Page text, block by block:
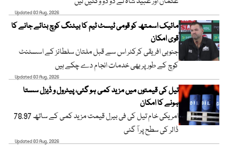
Updated 03 Aug, 2026
مائیک اسمتھ کو قومی ٹیسٹ ٹیم کا بیٹنگ کوچ بنائے جانے کا
قوی امکان
جنوبی افریقی کرکٹر اس سے قبل ملتان سلطانز کے اسسٹنٹ
کوچ کے طور پر بھی خدمات انجام دے چکے ہیں
Updated 03 Aug, 2026
تیل کی قیمتوں میں مزید کمی ہو گئی، پیٹرول و ڈیزل سستا
ہونے کا امکان
امریکی خام تیل کی فی بیرل قیمت مزید کمی کے ساتھ 78.97
ڈالر کی سطح پر آ گئی
Updated 03 Aug, 2026